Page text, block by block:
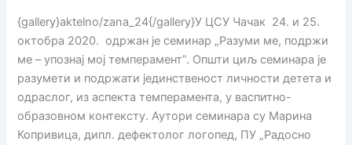
{gallery}aktelno/zana_24{/gallery}У ЦСУ Чачак 24. и 25.
октобра 2020. одржан је семинар „Разуми ме, подржи
ме – упознај мој темперамент”. Општи циљ семинара је
разумети и подржати јединственост личности детета и
одраслог, из аспекта темперамента, у васпитно-
образовном контексту. Аутори семинара су Марина
Копривица, дипл. дефектолог логопед, ПУ „Радосно